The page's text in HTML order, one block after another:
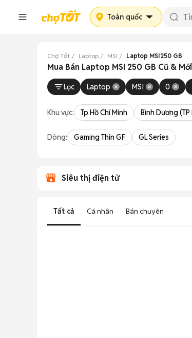
Toàn quốc
Chợ Tốt Laptop MSI Laptop MSI250 GB
Mua Bán Laptop MSI 250 GB Cũ &
Lọc Laptop MSI 0
Khu vực: Tp Hồ Chí Minh Bình Dương (TP
Dòng: Gaming Thin GF GL Series
Siêu thị điện tử
Tất cả Cá nhân Bán chuyên